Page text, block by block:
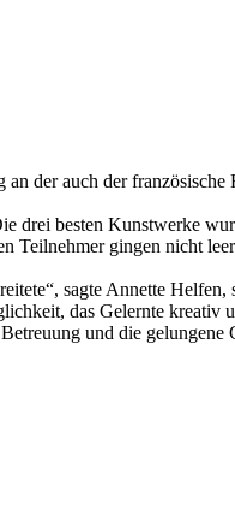
der auch der
drei besten Kunstwerke
gingen nicht
sagte Annette
das Gelernte kreativ
und die gelungene